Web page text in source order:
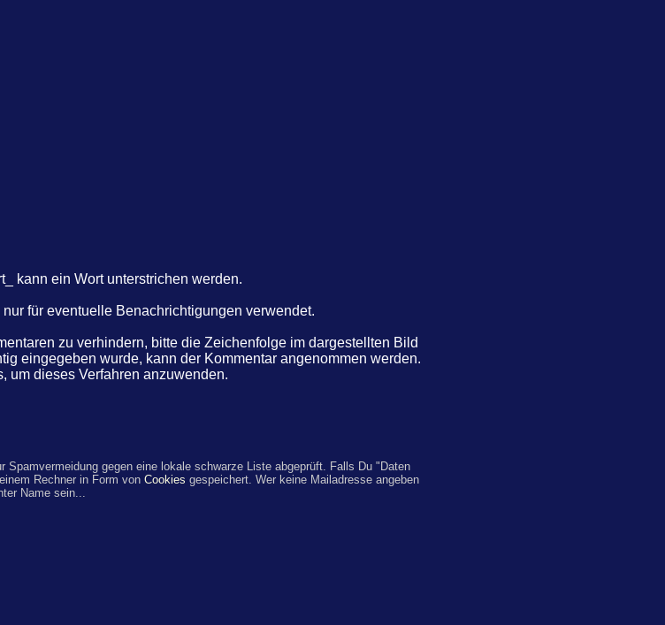
kann ein Wort unterstrichen werden.
für eventuelle Benachrichtigungen verwendet.
zu verhindern, bitte die Zeichenfolge im dargestellten Bild
eingegeben wurde, kann der Kommentar angenommen werden.
um dieses Verfahren anzuwenden.
gegen eine lokale schwarze Liste abgeprüft. Falls Du "Daten
Rechner in Form von Cookies gespeichert. Wer keine Mailadresse angeben
Name sein...